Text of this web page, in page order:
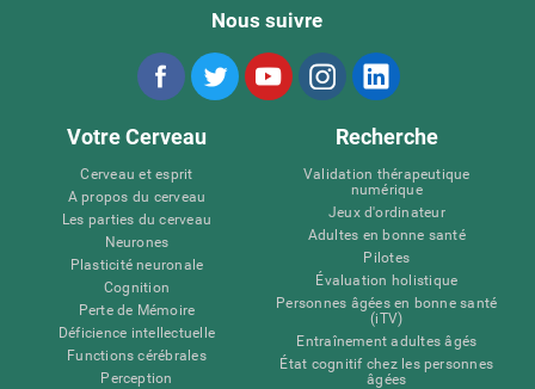
Nous suivre
Votre Cerveau
Cerveau et esprit
A propos du cerveau
Les parties du cerveau
Neurones
Plasticité neuronale
Cognition
Perte de Mémoire
Déficience intellectuelle
Functions cérébrales
Perception
Recherche
Validation thérapeutique
numérique
Jeux d'ordinateur
Adultes en bonne santé
Pilotes
Évaluation holistique
Personnes âgées en bonne santé
(iTV)
Entraînement adultes âgés
État cognitif chez les personnes
âgées